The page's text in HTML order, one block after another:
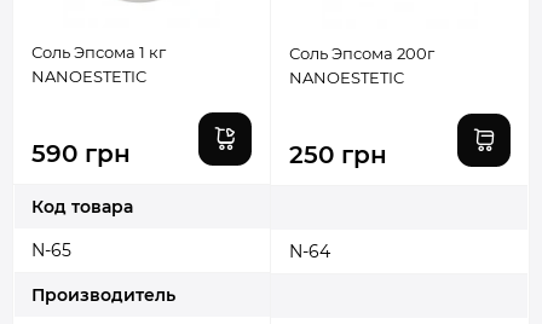
Соль Эпсома 1 кг
NANOESTETIC
590 грн
Код товара
N-65
Производитель
Соль Эпсома 200г
NANOESTETIC
250 грн
N-64